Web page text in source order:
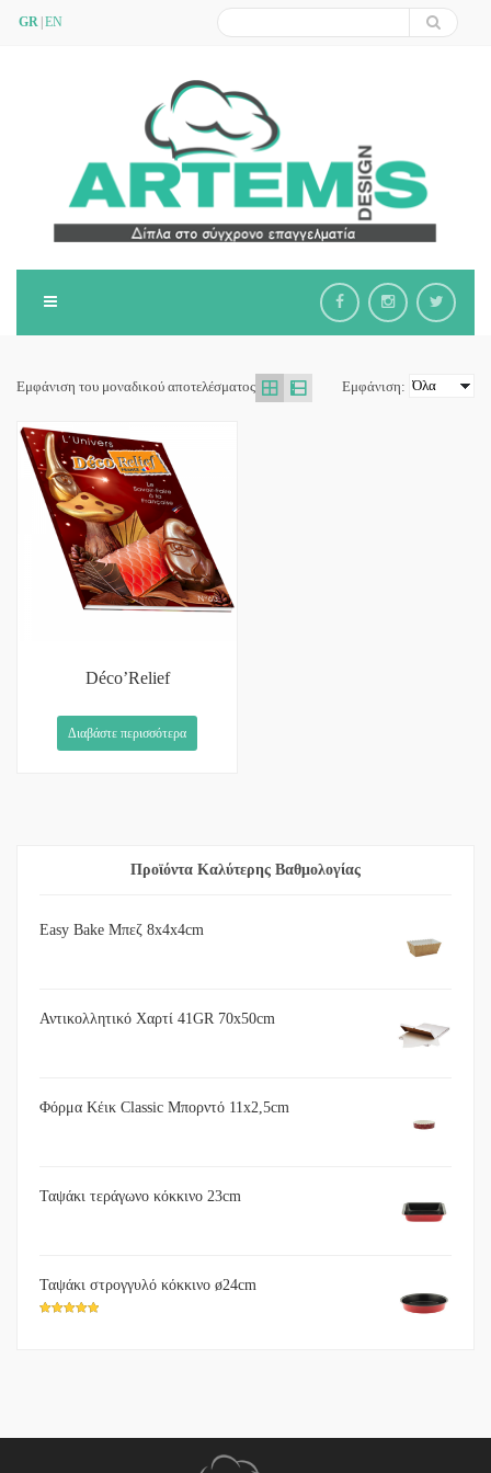
GR EN
Εμφάνιση του μοναδικού αποτελέσματος Εμφάνιση:
Déco’Relief
Διαβάστε περισσότερα
Προϊόντα Καλύτερης Βαθμολογίας
Easy Bake Μπεζ 8x4x4cm
Αντικολλητικό Χαρτί 41GR 70x50cm
Φόρμα Κέικ Classic Μπορντό 11x2,5cm
Ταψάκι τεράγωνο κόκκινο 23cm
Ταψάκι στρογγυλό κόκκινο ø24cm